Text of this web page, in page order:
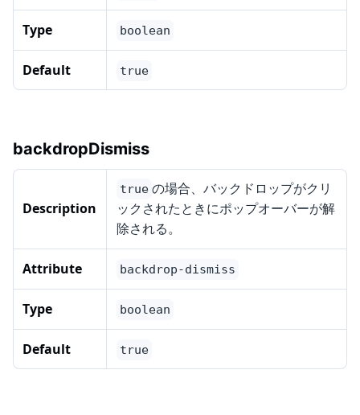
Type boolean
Default true
backdropDismiss
Description
true の場合、バックドロップがクリ
ックされたときにポップオーバーが解
除される。
Attribute backdrop-dismiss
Type boolean
Default true